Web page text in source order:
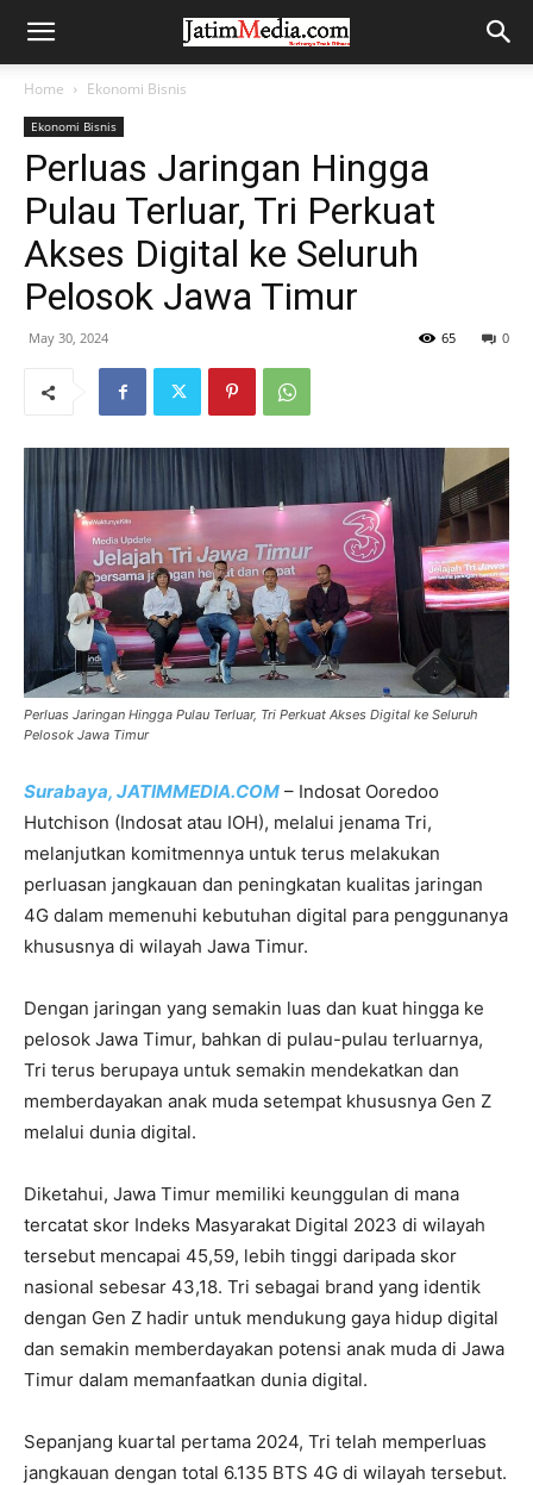
Home Ekonomi Bisnis
Ekonomi Bisnis
Perluas Jaringan Hingga
Pulau Terluar, Tri Perkuat
Akses Digital ke Seluruh
Pelosok Jawa Timur
May 30, 2024 0
65
Perluas Jaringan Hingga Pulau Terluar, Tri Perkuat Akses Digital ke Seluruh
Pelosok Jawa Timur
Surabaya, JATIMMEDIA.COM – Indosat Ooredoo
Hutchison (Indosat atau IOH), melalui jenama Tri,
melanjutkan komitmennya untuk terus melakukan
perluasan jangkauan dan peningkatan kualitas jaringan
4G dalam memenuhi kebutuhan digital para penggunanya
khususnya di wilayah Jawa Timur.
Dengan jaringan yang semakin luas dan kuat hingga ke
pelosok Jawa Timur, bahkan di pulau-pulau terluarnya,
Tri terus berupaya untuk semakin mendekatkan dan
memberdayakan anak muda setempat khususnya Gen Z
melalui dunia digital.
Diketahui, Jawa Timur memiliki keunggulan di mana
tercatat skor Indeks Masyarakat Digital 2023 di wilayah
tersebut mencapai 45,59, lebih tinggi daripada skor
nasional sebesar 43,18. Tri sebagai brand yang identik
dengan Gen Z hadir untuk mendukung gaya hidup digital
dan semakin memberdayakan potensi anak muda di Jawa
Timur dalam memanfaatkan dunia digital.
Sepanjang kuartal pertama 2024, Tri telah memperluas
jangkauan dengan total 6.135 BTS 4G di wilayah tersebut.